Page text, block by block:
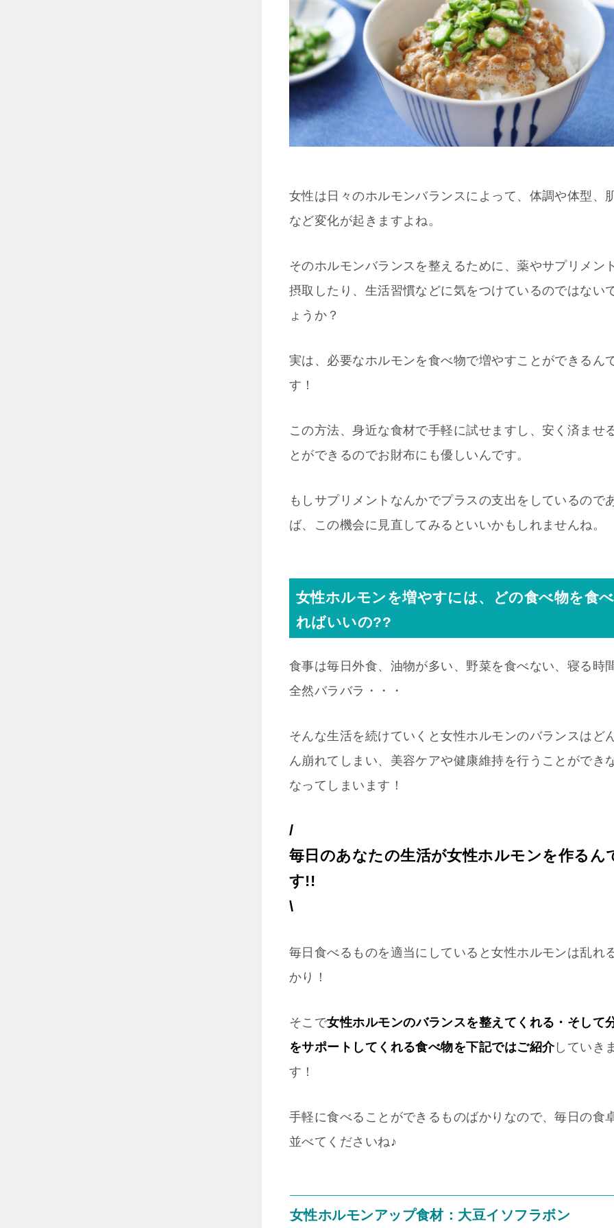
女性は日々のホルモンバランスによって、体調や体型、
など変化が起きますよね。
そのホルモンバランスを整えるために、薬やサプリメン
摂取したり、生活習慣などに気をつけているのではない
ょうか？
実は、必要なホルモンを食べ物で増やすことができるん
す！
この方法、身近な食材で手軽に試せますし、安く済ませ
とができるのでお財布にも優しいんです。
もしサプリメントなんかでプラスの支出をしているので
ば、この機会に見直してみるといいかもしれませんね。
女性ホルモンを増やすには、どの食べ物を食べ
ればいいの??
食事は毎日外食、油物が多い、野菜を食べない、寝る時
全然バラバラ・・・
そんな生活を続けていくと女性ホルモンのバランスはど
ん崩れてしまい、美容ケアや健康維持を行うことができ
なってしまいます！
/
毎日のあなたの生活が女性ホルモンを作るん
す!!
\
毎日食べるものを適当にしていると女性ホルモンは乱れ
かり！
そこで女性ホルモンのバランスを整えてくれる・そして
をサポートしてくれる食べ物を下記ではご紹介していきま
す！
手軽に食べることができるものばかりなので、毎日の食
並べてくださいね♪
女性ホルモンアップ食材：大豆イソフラボン